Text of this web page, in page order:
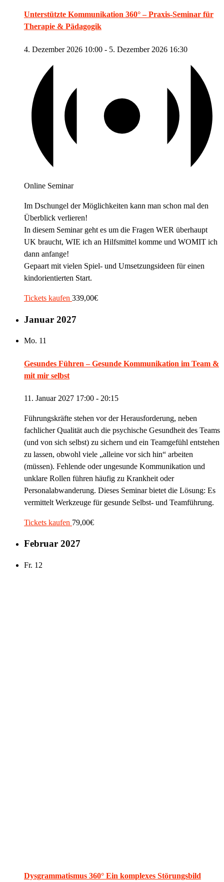
Unterstützte Kommunikation 360° – Praxis-Seminar für
Therapie & Pädagogik
4. Dezember 2026 10:00 - 5. Dezember 2026 16:30
Online Seminar
Im Dschungel der Möglichkeiten kann man schon mal den
Überblick verlieren!
In diesem Seminar geht es um die Fragen WER überhaupt
UK braucht, WIE ich an Hilfsmittel komme und WOMIT ich
dann anfange!
Gepaart mit vielen Spiel- und Umsetzungsideen für einen
kindorientierten Start.
Tickets kaufen 339,00€
Januar 2027
Mo. 11
Gesundes Führen – Gesunde Kommunikation im Team &
mit mir selbst
11. Januar 2027 17:00 - 20:15
Führungskräfte stehen vor der Herausforderung, neben
fachlicher Qualität auch die psychische Gesundheit des Teams
(und von sich selbst) zu sichern und ein Teamgefühl entstehen
zu lassen, obwohl viele „alleine vor sich hin“ arbeiten
(müssen). Fehlende oder ungesunde Kommunikation und
unklare Rollen führen häufig zu Krankheit oder
Personalabwanderung. Dieses Seminar bietet die Lösung: Es
vermittelt Werkzeuge für gesunde Selbst- und Teamführung.
Tickets kaufen 79,00€
Februar 2027
Fr. 12
Dysgrammatismus 360° Ein komplexes Störungsbild